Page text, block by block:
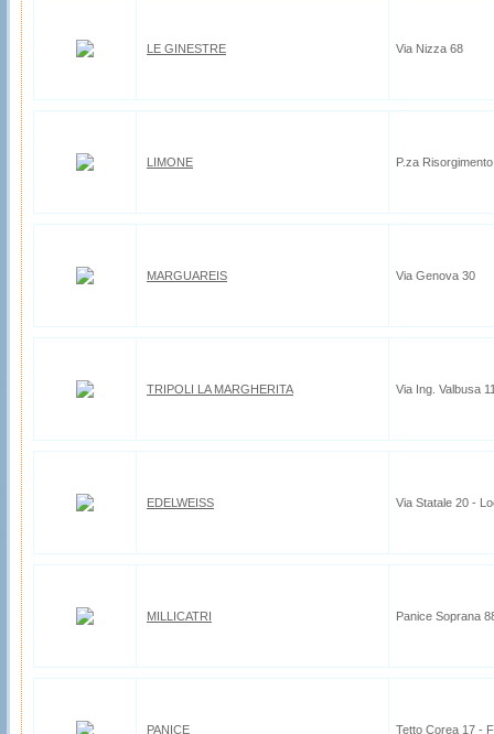
LE GINESTRE Via Nizza 68
LIMONE P.za
MARGUAREIS Via Genova 30
TRIPOLI LA MARGHERITA Via Ing. Valbusa
EDELWEISS Via Statale 20 -
MILLICATRI Panice Soprana
PANICE Tetto Corea 17 -